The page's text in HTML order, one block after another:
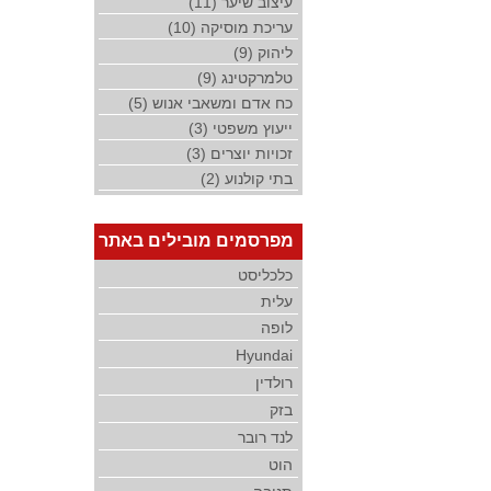
עריכת מוסיקה (10)
ליהוק (9)
טלמרקטינג (9)
כח אדם ומשאבי אנוש (5)
ייעוץ משפטי (3)
זכויות יוצרים (3)
בתי קולנוע (2)
מפרסמים מובילים באתר
כלכליסט
עלית
לופה
Hyundai
רולדין
בזק
לנד רובר
הוט